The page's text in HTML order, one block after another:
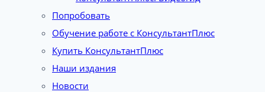
Попробовать
Обучение работе с КонсультантПлюс
Купить КонсультантПлюс
Наши издания
Новости